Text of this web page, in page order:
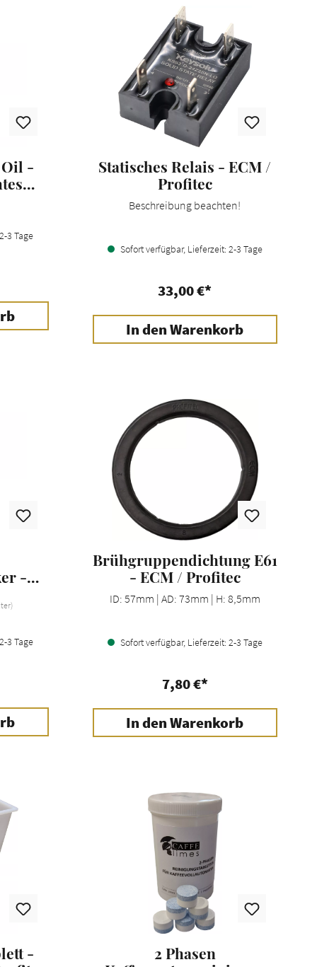
Oil -
3 Tage
Statisches Relais - ECM /
Profitec
Beschreibung beachten!
Sofort verfügbar, Lieferzeit: 2-3 Tage
33,00 €*
In den Warenkorb
-
3 Tage
Brühgruppendichtung E61
- ECM / Profitec
ID: 57mm | AD: 73mm | H: 8,5mm
Sofort verfügbar, Lieferzeit: 2-3 Tage
7,80 €*
In den Warenkorb
-
2 Phasen